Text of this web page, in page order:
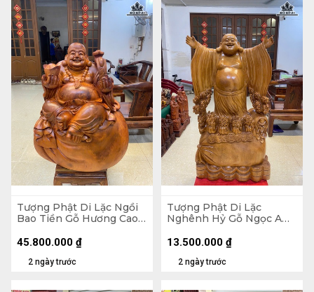
Tượng Phật Di Lặc Ngồi
Bao Tiền Gỗ Hương Cao
- 155kg
2 ngày trước
45.800.000 ₫
Tượng Phật Di Lặc
Nghênh Hỷ Gỗ Ngọc Am
(cm)
2 ngày trước
13.500.000 ₫